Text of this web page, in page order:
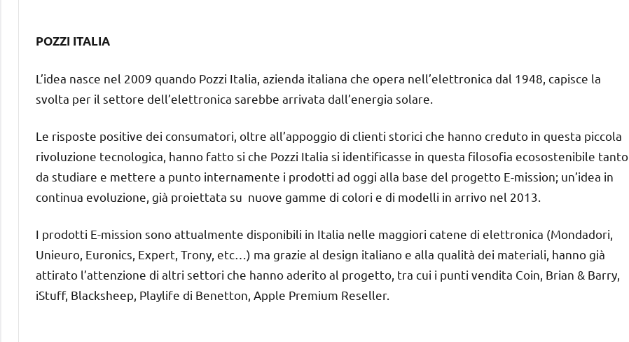
POZZI ITALIA
L’idea nasce nel 2009 quando Pozzi Italia, azienda italiana che opera nell’elettronica dal 1948, capisce la
svolta per il settore dell’elettronica sarebbe arrivata dall’energia solare.
Le risposte positive dei consumatori, oltre all’appoggio di clienti storici che hanno creduto in questa piccola
rivoluzione tecnologica, hanno fatto si che Pozzi Italia si identificasse in questa filosofia ecosostenibile tanto
da studiare e mettere a punto internamente i prodotti ad oggi alla base del progetto E-mission; un’idea in
continua evoluzione, già proiettata su nuove gamme di colori e di modelli in arrivo nel 2013.
I prodotti E-mission sono attualmente disponibili in Italia nelle maggiori catene di elettronica (Mondadori,
Unieuro, Euronics, Expert, Trony, etc…) ma grazie al design italiano e alla qualità dei materiali, hanno già
attirato l’attenzione di altri settori che hanno aderito al progetto, tra cui i punti vendita Coin, Brian & Barry,
iStuff, Blacksheep, Playlife di Benetton, Apple Premium Reseller.